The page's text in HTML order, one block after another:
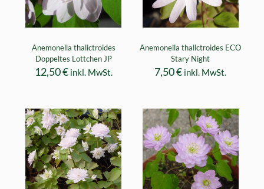
Anemonella thalictroides
Doppeltes Lottchen JP
12,50€ inkl. MwSt.
Anemonella thalictroides ECO
Stary Night
7,50€ inkl. MwSt.